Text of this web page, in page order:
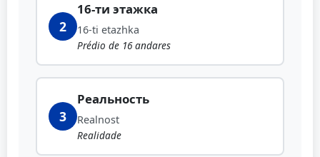
2
16-ти этажка
16-ti etazhka
Prédio de 16 andares
3
Реальность
Realnost
Realidade